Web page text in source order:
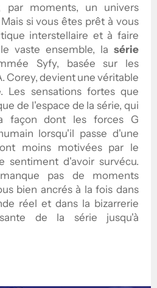
par moments, un univers
si vous êtes prêt à vous
interstellaire et à faire
vaste ensemble, la série
Syfy, basée sur les
Corey, devient une véritable
Les sensations fortes que
de l'espace de la série, qui
façon dont les forces G
lorsqu'il passe d'une
moins motivées par le
sentiment d'avoir survécu.
pas de moments
bien ancrés à la fois dans
réel et dans la bizarrerie
de la série jusqu'à